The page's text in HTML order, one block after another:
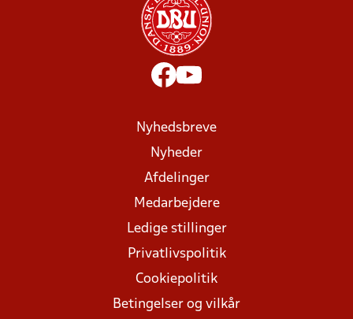
Nyhedsbreve
Nyheder
Afdelinger
Medarbejdere
Ledige stillinger
Privatlivspolitik
Cookiepolitik
Betingelser og vilkår